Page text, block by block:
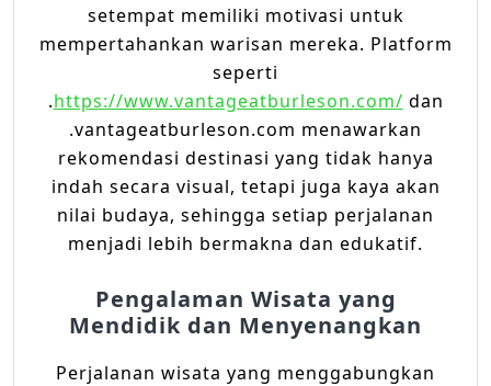
setempat memiliki motivasi untuk
mempertahankan warisan mereka. Platform
seperti
.https://www.vantageatburleson.com/ dan
.vantageatburleson.com menawarkan
rekomendasi destinasi yang tidak hanya
indah secara visual, tetapi juga kaya akan
nilai budaya, sehingga setiap perjalanan
menjadi lebih bermakna dan edukatif.
Pengalaman Wisata yang
Mendidik dan Menyenangkan
Perjalanan wisata yang menggabungkan